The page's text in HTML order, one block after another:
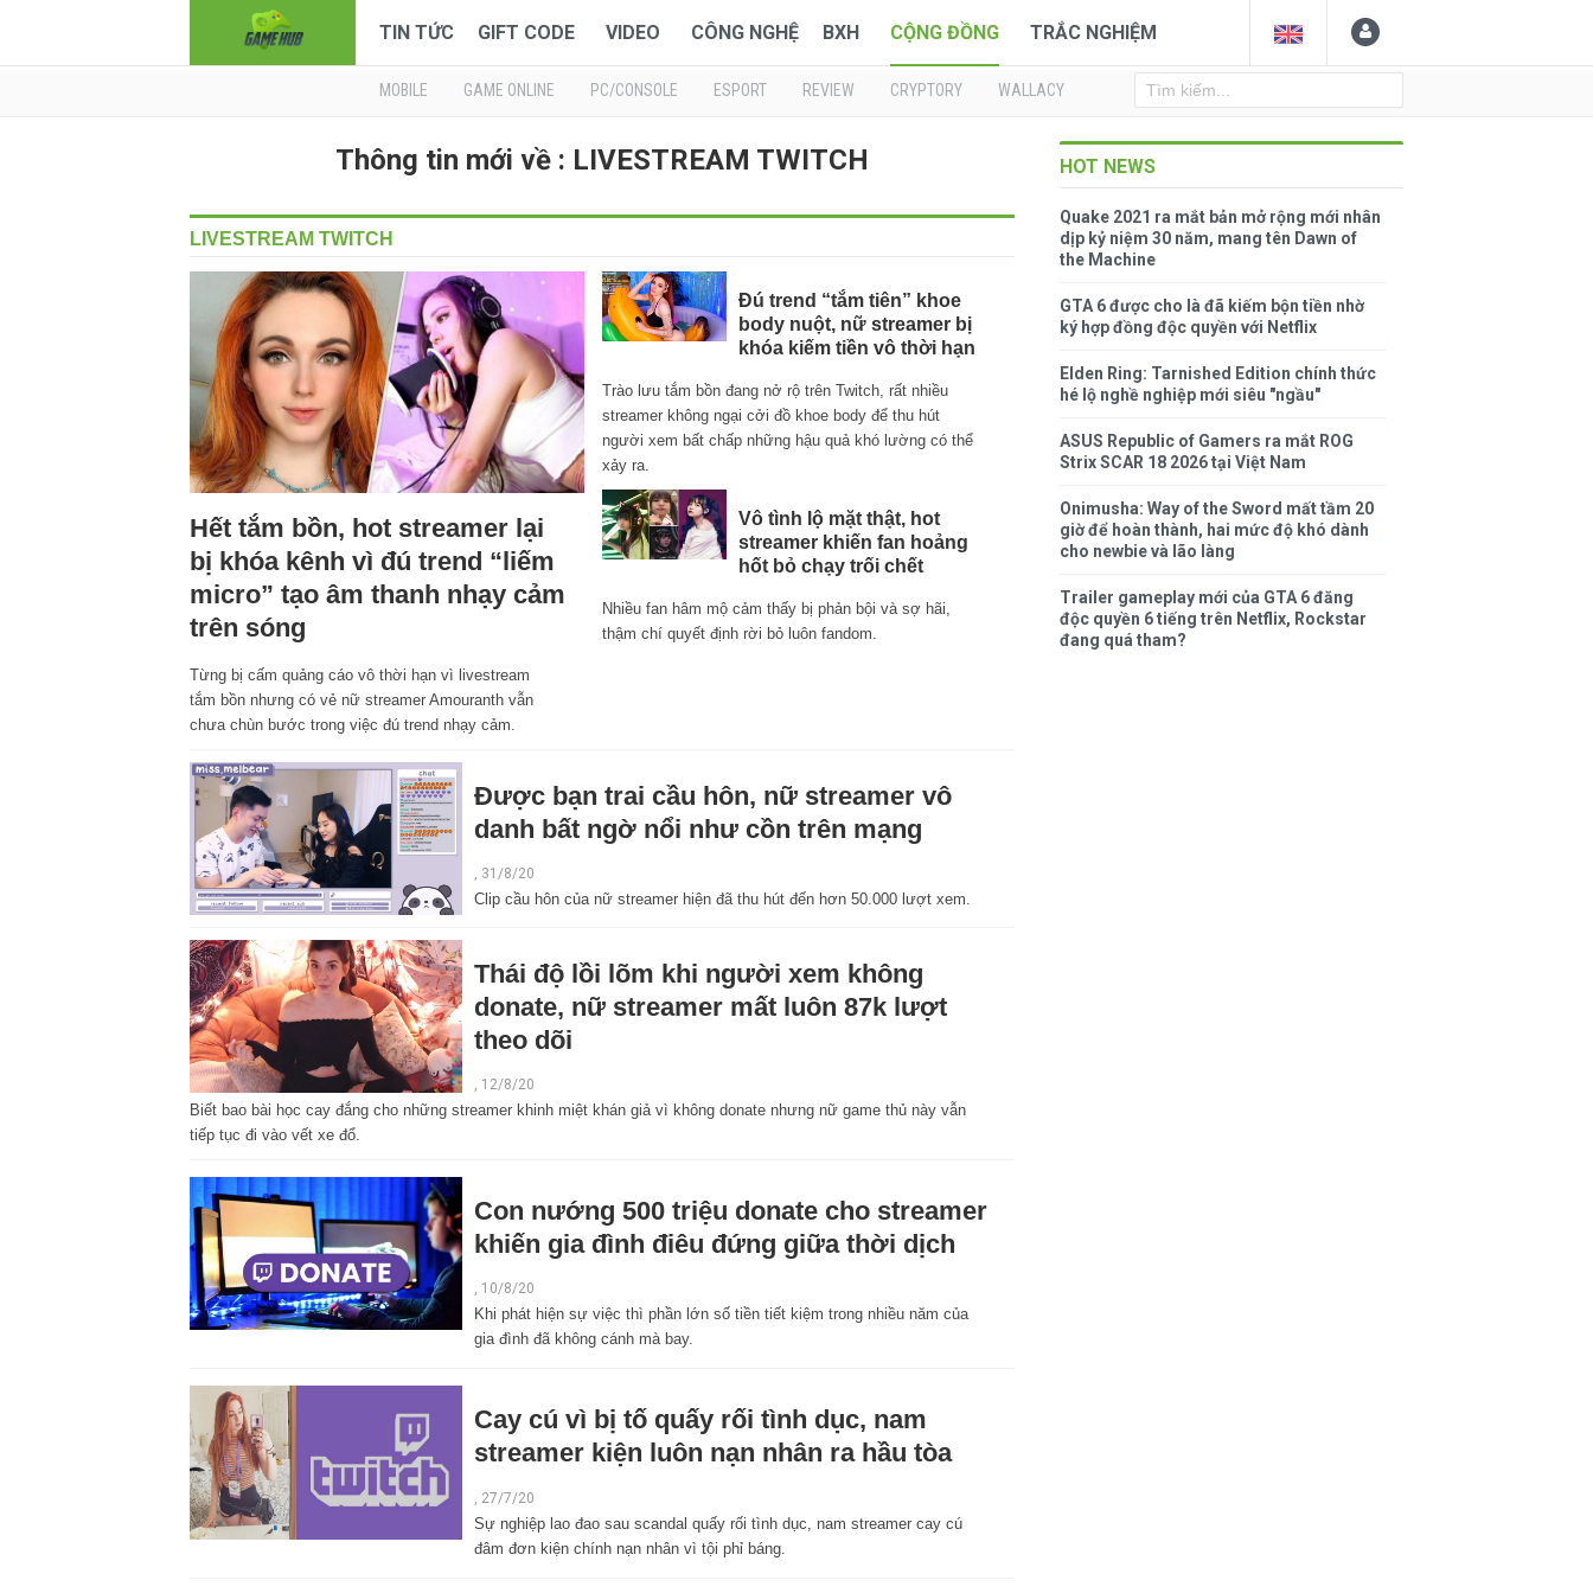
TIN TỨC GIFT CODE VIDEO CÔNG NGHỆ BXH CỘNG ĐỒNG TRẮC NGHIỆM
MOBILE GAME ONLINE PC/CONSOLE ESPORT REVIEW CRYPTORY WALLACY
Thông tin mới về : LIVESTREAM TWITCH
LIVESTREAM TWITCH
Hết tắm bồn, hot streamer lại
bị khóa kênh vì đú trend “liếm
micro” tạo âm thanh nhạy cảm
trên sóng
Từng bị cấm quảng cáo vô thời hạn vì livestream
tắm bồn nhưng có vẻ nữ streamer Amouranth vẫn
chưa chùn bước trong việc đú trend nhạy cảm.
Đú trend “tắm tiên” khoe
body nuột, nữ streamer bị
khóa kiếm tiền vô thời hạn
Trào lưu tắm bồn đang nở rộ trên Twitch, rất nhiều
streamer không ngại cởi đồ khoe body để thu hút
người xem bất chấp những hậu quả khó lường có thể
xảy ra.
Vô tình lộ mặt thật, hot
streamer khiến fan hoảng
hốt bỏ chạy trối chết
Nhiều fan hâm mộ cảm thấy bị phản bội và sợ hãi,
thậm chí quyết định rời bỏ luôn fandom.
Được bạn trai cầu hôn, nữ streamer vô
danh bất ngờ nổi như cồn trên mạng
, 31/8/20
Clip cầu hôn của nữ streamer hiện đã thu hút đến hơn 50.000 lượt xem.
Thái độ lồi lõm khi người xem không
donate, nữ streamer mất luôn 87k lượt
theo dõi
, 12/8/20
Biết bao bài học cay đắng cho những streamer khinh miệt khán giả vì không donate nhưng nữ game thủ này vẫn
tiếp tục đi vào vết xe đổ.
Con nướng 500 triệu donate cho streamer
khiến gia đình điêu đứng giữa thời dịch
, 10/8/20
Khi phát hiện sự việc thì phần lớn số tiền tiết kiệm trong nhiều năm của
gia đình đã không cánh mà bay.
Cay cú vì bị tố quấy rối tình dục, nam
streamer kiện luôn nạn nhân ra hầu tòa
27/7/20
Sự nghiệp lao đao sau scandal quấy rối tình dục, nam streamer cay cú
đâm đơn kiện chính nạn nhân vì tội phỉ báng.
HOT NEWS
Quake 2021 ra mắt bản mở rộng mới nhân
dịp kỷ niệm 30 năm, mang tên Dawn of
the Machine
GTA 6 được cho là đã kiếm bộn tiền nhờ
ký hợp đồng độc quyền với Netflix
Elden Ring: Tarnished Edition chính thức
hé lộ nghề nghiệp mới siêu "ngầu"
ASUS Republic of Gamers ra mắt ROG
Strix SCAR 18 2026 tại Việt Nam
Onimusha: Way of the Sword mất tầm 20
giờ để hoàn thành, hai mức độ khó dành
cho newbie và lão làng
Trailer gameplay mới của GTA 6 đăng
độc quyền 6 tiếng trên Netflix, Rockstar
đang quá tham?